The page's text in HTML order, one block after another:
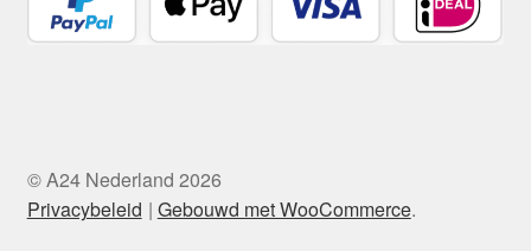
© A24 Nederland 2026
Privacybeleid
Gebouwd met WooCommerce.